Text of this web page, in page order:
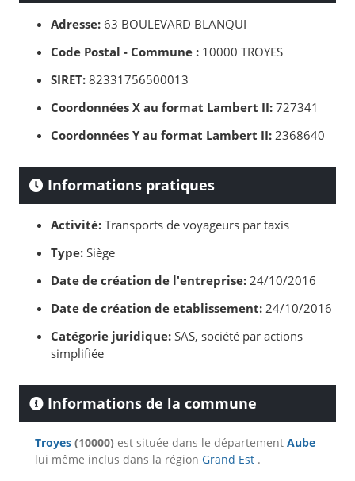
Adresse: 63 BOULEVARD BLANQUI
Code Postal - Commune : 10000 TROYES
SIRET: 82331756500013
Coordonnées X au format Lambert II: 727341
Coordonnées Y au format Lambert II: 2368640
Informations pratiques
Activité: Transports de voyageurs par taxis
Type: Siège
Date de création de l'entreprise: 24/10/2016
Date de création de etablissement: 24/10/2016
Catégorie juridique: SAS, société par actions
simplifiée
Informations de la commune
Troyes (10000) est située dans le département Aube
lui même inclus dans la région Grand Est .